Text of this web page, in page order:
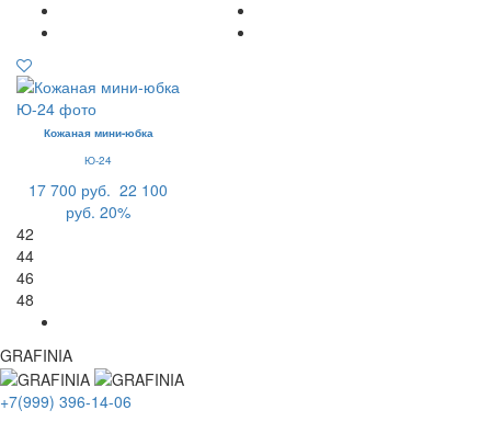
Кожаная мини-юбка
Ю-24
17 700 руб. 22 100
руб. 20%
42
44
46
48
GRAFINIA
+7(999) 396-14-06